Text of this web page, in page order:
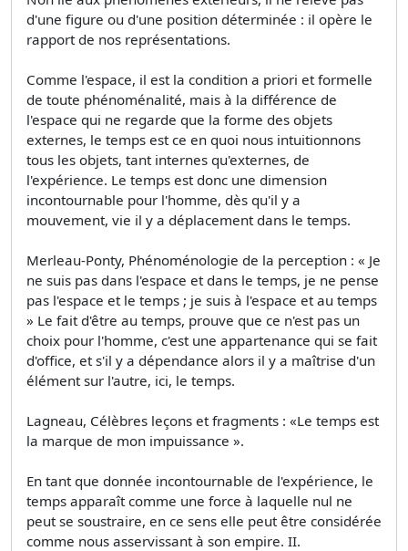
d'une figure ou d'une position déterminée : il opère le
rapport de nos représentations.
Comme l'espace, il est la condition a priori et formelle
de toute phénoménalité, mais à la différence de
l'espace qui ne regarde que la forme des objets
externes, le temps est ce en quoi nous intuitionnons
tous les objets, tant internes qu'externes, de
l'expérience. Le temps est donc une dimension
incontournable pour l'homme, dès qu'il y a
mouvement, vie il y a déplacement dans le temps.
Merleau-Ponty, Phénoménologie de la perception : « Je
ne suis pas dans l'espace et dans le temps, je ne pense
pas l'espace et le temps ; je suis à l'espace et au temps
» Le fait d'être au temps, prouve que ce n'est pas un
choix pour l'homme, c'est une appartenance qui se fait
d'office, et s'il y a dépendance alors il y a maîtrise d'un
élément sur l'autre, ici, le temps.
Lagneau, Célèbres leçons et fragments : «Le temps est
la marque de mon impuissance ».
En tant que donnée incontournable de l'expérience, le
temps apparaît comme une force à laquelle nul ne
peut se soustraire, en ce sens elle peut être considérée
comme nous asservissant à son empire. II.